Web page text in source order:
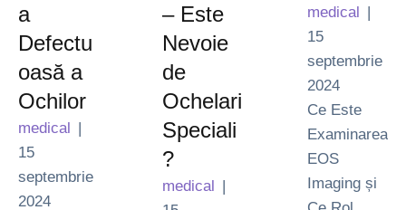
a
Defectu
oasă a
Ochilor
medical |
15
septembrie
2024
– Este
Nevoie
de
Ochelari
Speciali
?
medical |
medical |
15
septembrie
2024
Ce Este
Examinarea
EOS
Imaging și